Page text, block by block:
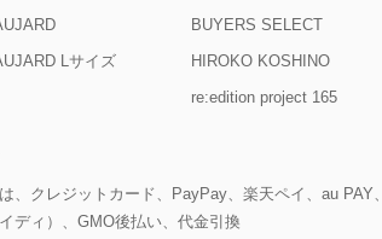
Lサイズ
BUYERS SELECT
HIROKO KOSHINO
re:edition project 165
、クレジットカード、PayPay、楽天ペイ、au PAY、
ディ）、GMO後払い、代金引換